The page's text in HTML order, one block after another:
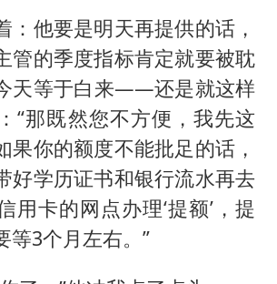
：他要是明天再提供的话，
管的季度指标肯定就要被耽
天等于白来——还是就这样
“那既然您不方便，我先这
果你的额度不能批足的话，
好学历证书和银行流水再去
用卡的网点办理‘提额’，提
等3个月左右。”